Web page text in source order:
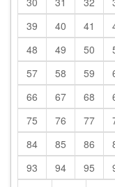
39
40 41
48
49 50
57
58 59
66
67 68
75
76 77
84
85 86
93
94 95